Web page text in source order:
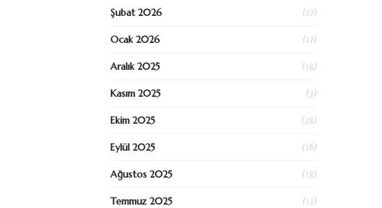
Şubat 2026 (17)
Ocak 2026 (17)
Aralık 2025 (18)
Kasım 2025 (3)
Ekim 2025 (38)
Eylül 2025 (16)
Ağustos 2025 (18)
Temmuz 2025 (13)